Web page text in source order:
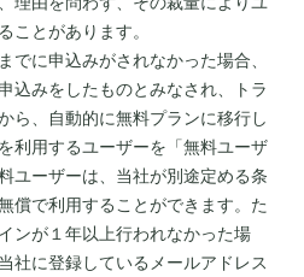
ことがあります。
でに申込みがされなかった場合、
込みをしたものとみなされ、トラ
ら、自動的に無料プランに移行し
利用するユーザーを「無料ユーザ
ユーザーは、当社が別途定める条
償で利用することができます。た
ンが１年以上行われなかった場
社に登録しているメールアドレス